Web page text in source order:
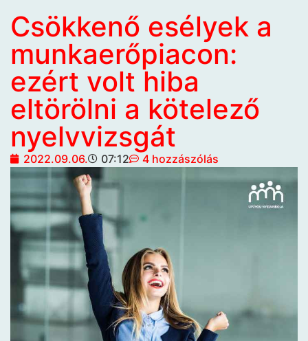
Csökkenő esélyek a
munkaerőpiacon:
ezért volt hiba
eltörölni a kötelező
nyelvvizsgát
2022.09.06. 07:12 4 hozzászólás